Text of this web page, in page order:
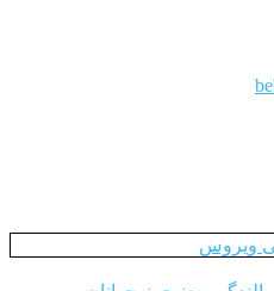
ویروس